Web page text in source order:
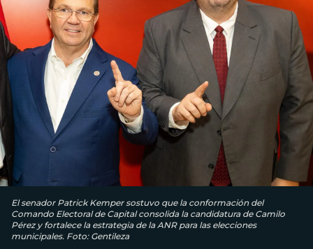
El senador Patrick Kemper sostuvo que la conformación del
Comando Electoral de Capital consolida la candidatura de Camilo
Pérez y fortalece la estrategia de la ANR para las elecciones
municipales. Foto: Gentileza